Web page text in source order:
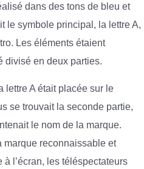
dans des tons de bleu et
le symbole principal, la lettre A,
Les éléments étaient
divisé en deux parties.
lettre A était placée sur le
se trouvait la seconde partie,
le nom de la marque.
marque reconnaissable et
à l’écran, les téléspectateurs